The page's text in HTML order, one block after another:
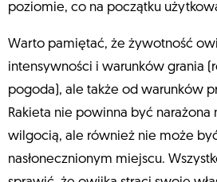
poziomie, co na początku
Warto pamiętać, że żywotność
intensywności i warunków grania
pogoda), ale także od warunków
Rakieta nie powinna być narażona
wilgocią, ale również nie może
nasłonecznionym miejscu.